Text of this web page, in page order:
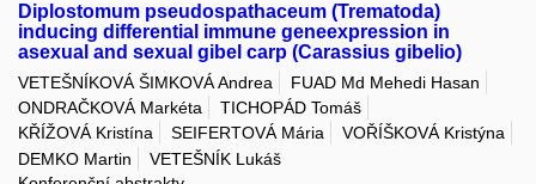
Diplostomum pseudospathaceum (Trematoda)
inducing differential immune geneexpression in
asexual and sexual gibel carp (Carassius gibelio)
VETEŠNÍKOVÁ ŠIMKOVÁ Andrea
FUAD Md Mehedi Hasan
ONDRAČKOVÁ Markéta
TICHOPÁD Tomáš
KŘÍŽOVÁ Kristína
SEIFERTOVÁ Mária
VOŘÍŠKOVÁ Kristýna
DEMKO Martin
VETEŠNÍK Lukáš